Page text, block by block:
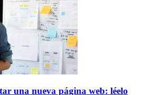
una nueva página web: léelo